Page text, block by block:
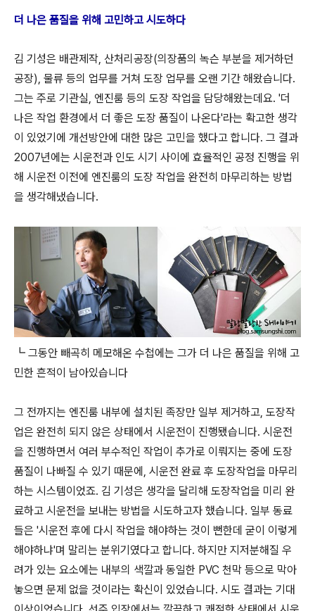
더 나은 품질을 위해 고민하고 시도하다
김 기성은 배관제작, 산처리공장(의장품의 녹슨 부분을 제거하던
공장), 물류 등의 업무를 거쳐 도장 업무를 오랜 기간 해왔습니다.
그는 주로 기관실, 엔진룸 등의 도장 작업을 담당해왔는데요. '더
나은 작업 환경에서 더 좋은 도장 품질이 나온다'라는 확고한 생각
이 있었기에 개선방안에 대한 많은 고민을 했다고 합니다. 그 결과
2007년에는 시운전과 인도 시기 사이에 효율적인 공정 진행을 위
해 시운전 이전에 엔진룸의 도장 작업을 완전히 마무리하는 방법
을 생각해냈습니다.
┗ 그동안 빼곡히 메모해온 수첩에는 그가 더 나은 품질을 위해 고
민한 흔적이 남아있습니다
그 전까지는 엔진룸 내부에 설치된 족장만 일부 제거하고, 도장작
업은 완전히 되지 않은 상태에서 시운전이 진행됐습니다. 시운전
을 진행하면서 여러 부수적인 작업이 추가로 이뤄지는 중에 도장
품질이 나빠질 수 있기 때문에, 시운전 완료 후 도장작업을 마무리
하는 시스템이었죠. 김 기성은 생각을 달리해 도장작업을 미리 완
료하고 시운전을 보내는 방법을 시도하고자 했습니다. 일부 동료
들은 '시운전 후에 다시 작업을 해야하는 것이 뻔한데 굳이 이렇게
해야하냐'며 말리는 분위기였다고 합니다. 하지만 지저분해질 우
려가 있는 요소에는 내부의 색깔과 동일한 PVC 천막 등으로 막아
놓으면 문제 없을 것이라는 확신이 있었습니다. 시도 결과는 기대